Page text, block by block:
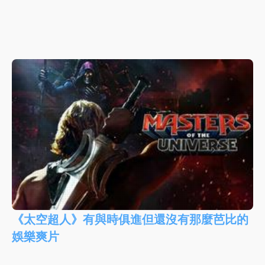
《太空超人》有與時俱進但還沒有那麼芭比的
娛樂爽片